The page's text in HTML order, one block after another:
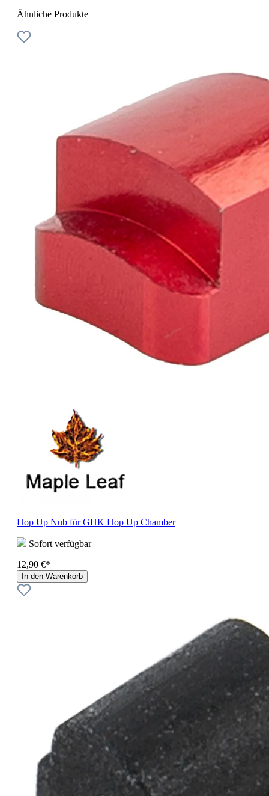
Ähnliche Produkte
Hop Up Nub für GHK Hop Up Chamber
Sofort verfügbar
12,90 €*
In den Warenkorb